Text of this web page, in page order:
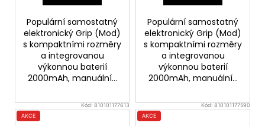
Populární samostatný
elektronický Grip (Mod)
s kompaktními rozměry
a integrovanou
výkonnou baterií
2000mAh, manuální...
Populární samostatný
elektronický Grip (Mod)
s kompaktními rozměry
a integrovanou
výkonnou baterií
2000mAh, manuální...
Kód:810101177613
AKCE
Kód:810101177590
AKCE